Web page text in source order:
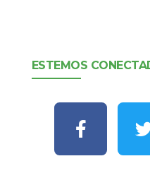
ESTEMOS